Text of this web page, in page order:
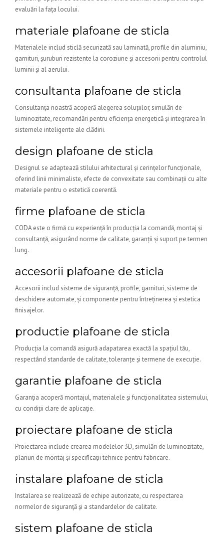
evaluări la fața locului.
materiale plafoane de sticla
Materialele includ sticlă securizată sau laminată, profile din aluminiu,
garnituri, șuruburi rezistente la coroziune și accesorii pentru controlul
luminii și al aerului.
consultanta plafoane de sticla
Consultanța noastră acoperă alegerea soluțiilor, simulări de
luminozitate, recomandări pentru eficiența energetică și integrarea în
sistemele inteligente ale clădirii.
design plafoane de sticla
Designul se adaptează stilului arhitectural și cerințelor funcționale,
oferind linii minimaliste, efecte de convexitate sau combinații cu alte
materiale pentru o estetică coerentă.
firme plafoane de sticla
CODA este o firmă cu experiență în producția la comandă, montaj și
consultanță, asigurând norme de calitate, garanții și suport pe termen
lung.
accesorii plafoane de sticla
Accesorii includ sisteme de siguranță, profile, garnituri, sisteme de
deschidere automate, și componente pentru întreținerea și estetica
finisajelor.
productie plafoane de sticla
Producția la comandă asigură adapatarea exactă la spațiul tău,
respectând standarde de calitate, toleranțe și termene de execuție.
garantie plafoane de sticla
Garanția acoperă montajul, materialele și funcționalitatea sistemului,
cu condiții clare de aplicație.
proiectare plafoane de sticla
Proiectarea include crearea modelelor 3D, simulări de luminozitate,
planuri de montaj și specificații tehnice pentru fabricare.
instalare plafoane de sticla
Instalarea se realizează de echipe autorizate, cu respectarea
normelor de siguranță și a standardelor de calitate.
sistem plafoane de sticla